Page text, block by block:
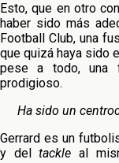
Esto, que en otro
haber sido más
Football Club, una
que quizá haya sido
pese a todo, una
prodigioso.
Ha sido un
Gerrard es un
y deltackle al